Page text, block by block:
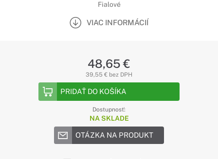
Fialové
VIAC INFORMÁCIÍ
48,65 €
39,55 € bez DPH
PRIDAŤ DO KOŠÍKA
Dostupnosť:
NA SKLADE
OTÁZKA NA PRODUKT